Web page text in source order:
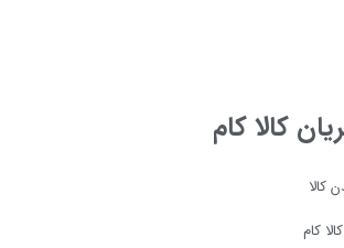
سیم
کالا کام
کالا
کام